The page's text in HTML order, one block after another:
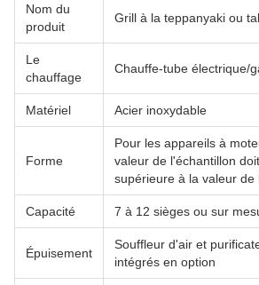
Nom du
produit
Grill à la teppanyaki ou
Le
chauffage
Chauffe-tube électrique/
Matériel Acier inoxydable
Forme
Pour les appareils à
valeur de l'échantillon
supérieure à la valeur de
Capacité 7 à 12 sièges ou sur
Épuisement
Souffleur d'air et
intégrés en option